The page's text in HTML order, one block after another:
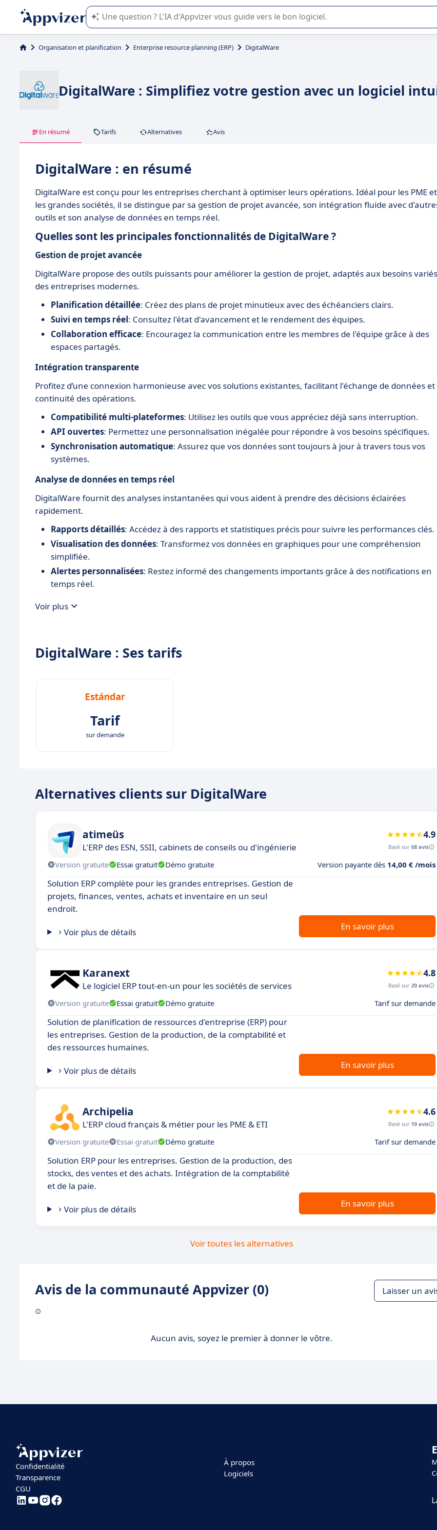
L'IA de Appvizer vous guide dans l'utilisation ou la sélection de logiciel SaaS en entreprise.
Organisation et planification Enterprise resource planning (ERP) DigitalWare
DigitalWare : Simplifiez votre gestion avec un logiciel
En résumé Tarifs Alternatives Avis
DigitalWare : en résumé
DigitalWare est conçu pour les entreprises cherchant à optimiser leurs opérations. Idéal pour les PME et
les grandes sociétés, il se distingue par sa gestion de projet avancée, son intégration fluide avec
outils et son analyse de données en temps réel.
Quelles sont les principales fonctionnalités de DigitalWare ?
Gestion de projet avancée
DigitalWare propose des outils puissants pour améliorer la gestion de projet, adaptés aux besoins variés
des entreprises modernes.
Planification détaillée: Créez des plans de projet minutieux avec des échéanciers clairs.
Suivi en temps réel: Consultez l'état d'avancement et le rendement des équipes.
Collaboration efficace: Encouragez la communication entre les membres de l'équipe grâce à des
espaces partagés.
Intégration transparente
Profitez d’une connexion harmonieuse avec vos solutions existantes, facilitant l'échange de données et
continuité des opérations.
Compatibilité multi-plateformes: Utilisez les outils que vous appréciez déjà sans interruption.
API ouvertes: Permettez une personnalisation inégalée pour répondre à vos besoins spécifiques.
Synchronisation automatique: Assurez que vos données sont toujours à jour à travers tous vos
systèmes.
Analyse de données en temps réel
DigitalWare fournit des analyses instantanées qui vous aident à prendre des décisions éclairées
rapidement.
Rapports détaillés: Accédez à des rapports et statistiques précis pour suivre les performances clés.
Visualisation des données: Transformez vos données en graphiques pour une compréhension
simplifiée.
Alertes personnalisées: Restez informé des changements importants grâce à des notifications en
temps réel.
Voir plus
DigitalWare : Ses tarifs
Estándar
Tarif
sur demande
Alternatives clients sur DigitalWare
atimeüs
L'ERP des ESN, SSII, cabinets de conseils ou d'ingénierie
4.9
Basé sur 68 avis
Version gratuite Essai gratuit Démo gratuite Version payante dès 14,00 € /mois
Solution ERP complète pour les grandes entreprises. Gestion de
projets, finances, ventes, achats et inventaire en un seul
endroit.
Voir plus de détails
En savoir plus
Karanext
Le logiciel ERP tout-en-un pour les sociétés de services
4.8
Basé sur 20 avis
Version gratuite Essai gratuit Démo gratuite Tarif sur demande
Solution de planification de ressources d'entreprise (ERP) pour
les entreprises. Gestion de la production, de la comptabilité et
des ressources humaines.
Voir plus de détails
En savoir plus
Archipelia
L'ERP cloud français & métier pour les PME & ETI
4.6
Basé sur 19 avis
Version gratuite Essai gratuit Démo gratuite Tarif sur demande
Solution ERP pour les entreprises. Gestion de la production, des
stocks, des ventes et des achats. Intégration de la comptabilité
et de la paie.
Voir plus de détails
En savoir plus
Voir toutes les alternatives
Avis de la communauté Appvizer (0) Laisser un
Aucun avis, soyez le premier à donner le vôtre.
Confidentialité
Transparence
CGU
À propos
Logiciels